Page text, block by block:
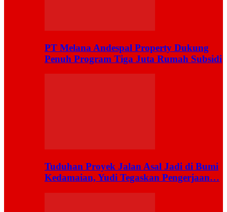
PT Melana Andespal Property Dukung
Penuh Program Tiga Juta Rumah Subsidi
Tuduhan Proyek Jalan Asal Jadi di Bumi
Kedamaian, Yudi Tegaskan Pengerjaan…